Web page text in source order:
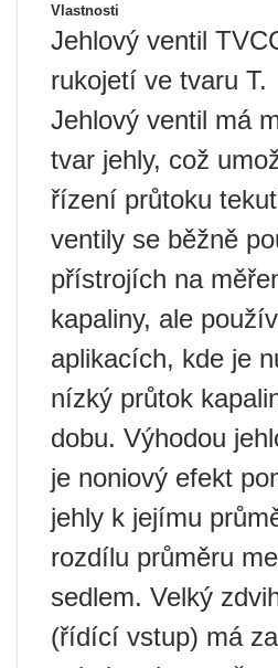
Vlastnosti
Jehlový ventil
rukojetí ve tvaru T.
Jehlový ventil má
tvar jehly, což
řízení průtoku
ventily se běžně
přístrojích na
kapaliny, ale
aplikacích, kde je
nízký průtok
dobu. Výhodou
je noniový efekt
jehly k jejímu
rozdílu průměru
sedlem. Velký
(řídící vstup) má